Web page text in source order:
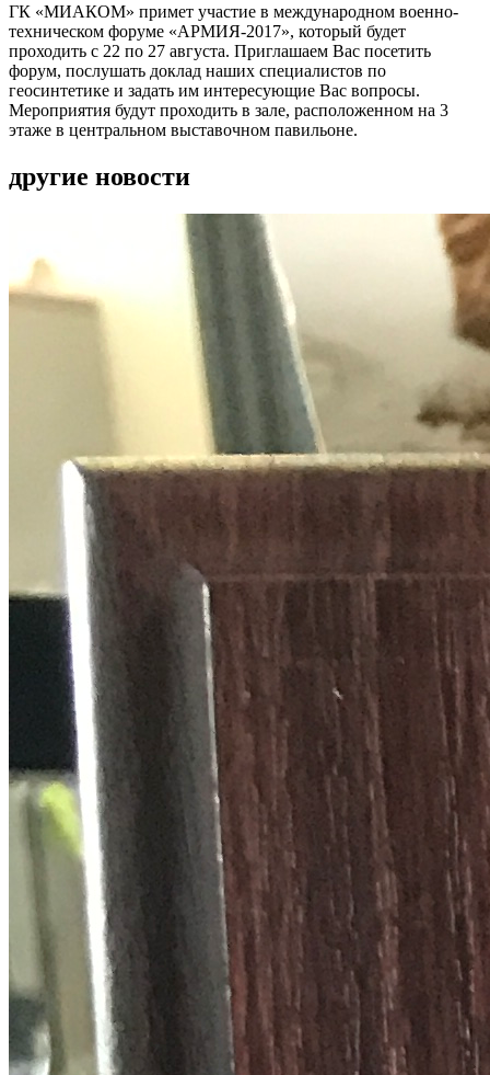
ГК «МИАКОМ» примет участие в международном военно-
техническом форуме «АРМИЯ-2017», который будет
проходить с 22 по 27 августа. Приглашаем Вас посетить
форум, послушать доклад наших специалистов по
геосинтетике и задать им интересующие Вас вопросы.
Мероприятия будут проходить в зале, расположенном на 3
этаже в центральном выставочном павильоне.
другие новости